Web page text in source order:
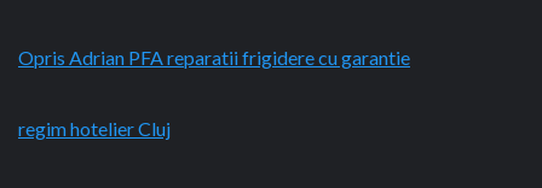
Opris Adrian PFA reparatii frigidere cu garantie
regim hotelier Cluj